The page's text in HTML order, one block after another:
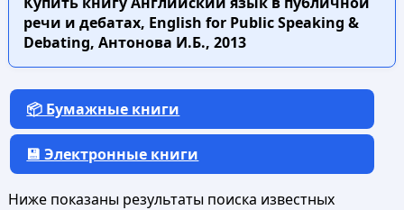
речи и дебатах, English for Public Speaking &
Debating, Антонова И.Б., 2013
📦 Бумажные книги
💾 Электронные книги
Ниже показаны результаты поиска известных